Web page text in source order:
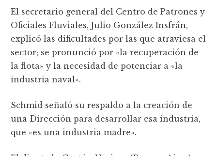
El secretario general del Centro de Patrones y
Oficiales Fluviales, Julio González Insfrán,
explicó las dificultades por las que atraviesa el
sector; se pronunció por «la recuperación de
la flota» y la necesidad de potenciar a «la
industria naval».
Schmid señaló su respaldo a la creación de
una Dirección para desarrollar esa industria,
que «es una industria madre».